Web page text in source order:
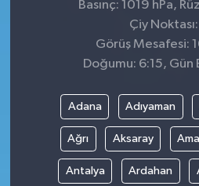
Basınç: 1019 hPa,
Çiy Noktası:
Görüş Mesafesi:
Doğumu: 6:15, Gün
Adana Adıyaman
Ağrı Aksaray
Antalya Ardahan